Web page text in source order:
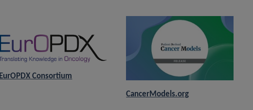
EurOPDX Consortium
CancerModels.org